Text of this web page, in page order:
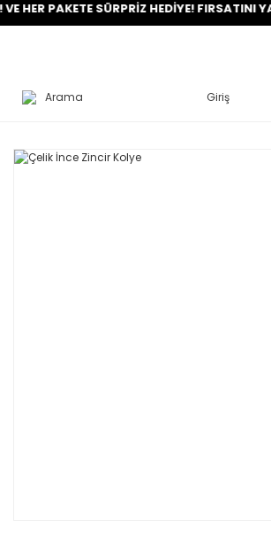
PAKETE SÜRPRİZ HEDİYE! FIRSATINI YAKALA!
Arama Giriş